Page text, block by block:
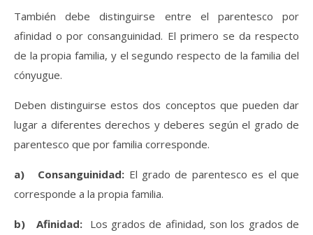
También debe distinguirse entre el parentesco por
afinidad o por consanguinidad. El primero se da respecto
de la propia familia, y el segundo respecto de la familia del
cónyugue.
Deben distinguirse estos dos conceptos que pueden dar
lugar a diferentes derechos y deberes según el grado de
parentesco que por familia corresponde.
a) Consanguinidad: El grado de parentesco es el que
corresponde a la propia familia.
b) Afinidad: Los grados de afinidad, son los grados de